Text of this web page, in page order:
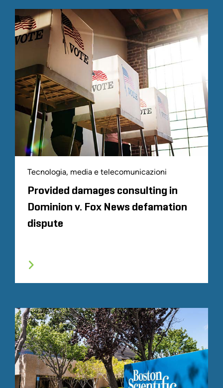
Tecnologia, media e telecomunicazioni
Provided damages consulting in
Dominion v. Fox News defamation
dispute